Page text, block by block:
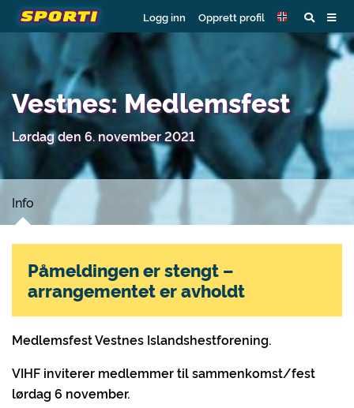
Logg inn Opprett profil
Vestnes: Medlemsfest
Lørdag den 6. november 2021
Info
Medlemsfest Vestnes Islandshestforening.
VIHF inviterer medlemmer til sammenkomst/fest
lørdag 6 november.
Påmeldingen er stengt –
arrangementet er avholdt